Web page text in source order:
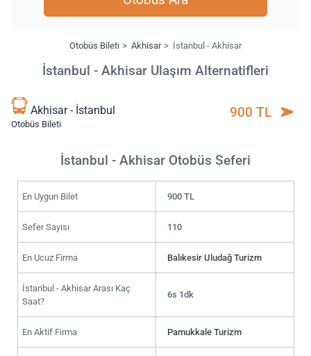
Otobüs Bileti Akhisar İstanbul - Akhisar
İstanbul - Akhisar Ulaşım Alternatifleri
Akhisar - İstanbul
Otobüs Bileti
900 TL
İstanbul - Akhisar Otobüs Seferi
En Uygun Bilet 900 TL
Sefer Sayısı 110
En Ucuz Firma Balıkesir Uludağ Turizm
İstanbul - Akhisar Arası Kaç
Saat?
6s 1dk
En Aktif Firma Pamukkale Turizm